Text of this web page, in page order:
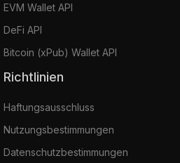
EVM Wallet API
DeFi API
Bitcoin (xPub) Wallet API
Richtlinien
Haftungsausschluss
Nutzungsbestimmungen
Datenschutzbestimmungen